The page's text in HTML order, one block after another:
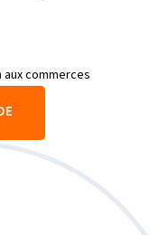
aux commerces